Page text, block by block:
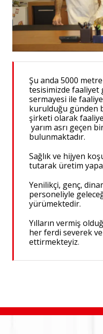
Şu anda 5000
tesisimizde faaliyet
sermayesi ile
kurulduğu günden
şirketi olarak
yarım asrı geçen
bulunmaktadır.
Sağlık ve hijyen
tutarak üretim
Yenilikçi, genç,
personeliyle
yürümektedir.
Yılların vermiş
her ferdi severek
ettirmekteyiz.